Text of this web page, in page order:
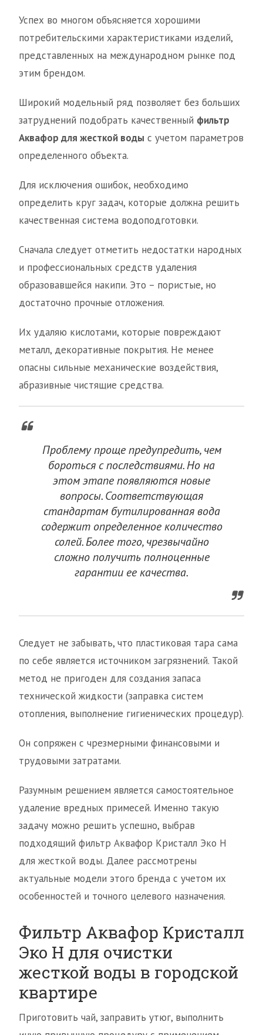
Успех во многом объясняется хорошими
потребительскими характеристиками изделий,
представленных на международном рынке под
этим брендом.
Широкий модельный ряд позволяет без больших
затруднений подобрать качественный фильтр
Аквафор для жесткой воды с учетом параметров
определенного объекта.
Для исключения ошибок, необходимо
определить круг задач, которые должна решить
качественная система водоподготовки.
Сначала следует отметить недостатки народных
и профессиональных средств удаления
образовавшейся накипи. Это – пористые, но
достаточно прочные отложения.
Их удаляю кислотами, которые повреждают
металл, декоративные покрытия. Не менее
опасны сильные механические воздействия,
абразивные чистящие средства.
Проблему проще предупредить, чем
бороться с последствиями. Но на
этом этапе появляются новые
вопросы. Соответствующая
стандартам бутилированная вода
содержит определенное количество
солей. Более того, чрезвычайно
сложно получить полноценные
гарантии ее качества.
Следует не забывать, что пластиковая тара сама
по себе является источником загрязнений. Такой
метод не пригоден для создания запаса
технической жидкости (заправка систем
отопления, выполнение гигиенических процедур).
Он сопряжен с чрезмерными финансовыми и
трудовыми затратами.
Разумным решением является самостоятельное
удаление вредных примесей. Именно такую
задачу можно решить успешно, выбрав
подходящий фильтр Аквафор Кристалл Эко Н
для жесткой воды. Далее рассмотрены
актуальные модели этого бренда с учетом их
особенностей и точного целевого назначения.
Фильтр Аквафор Кристалл
Эко Н для очистки
жесткой воды в городской
квартире
Приготовить чай, заправить утюг, выполнить